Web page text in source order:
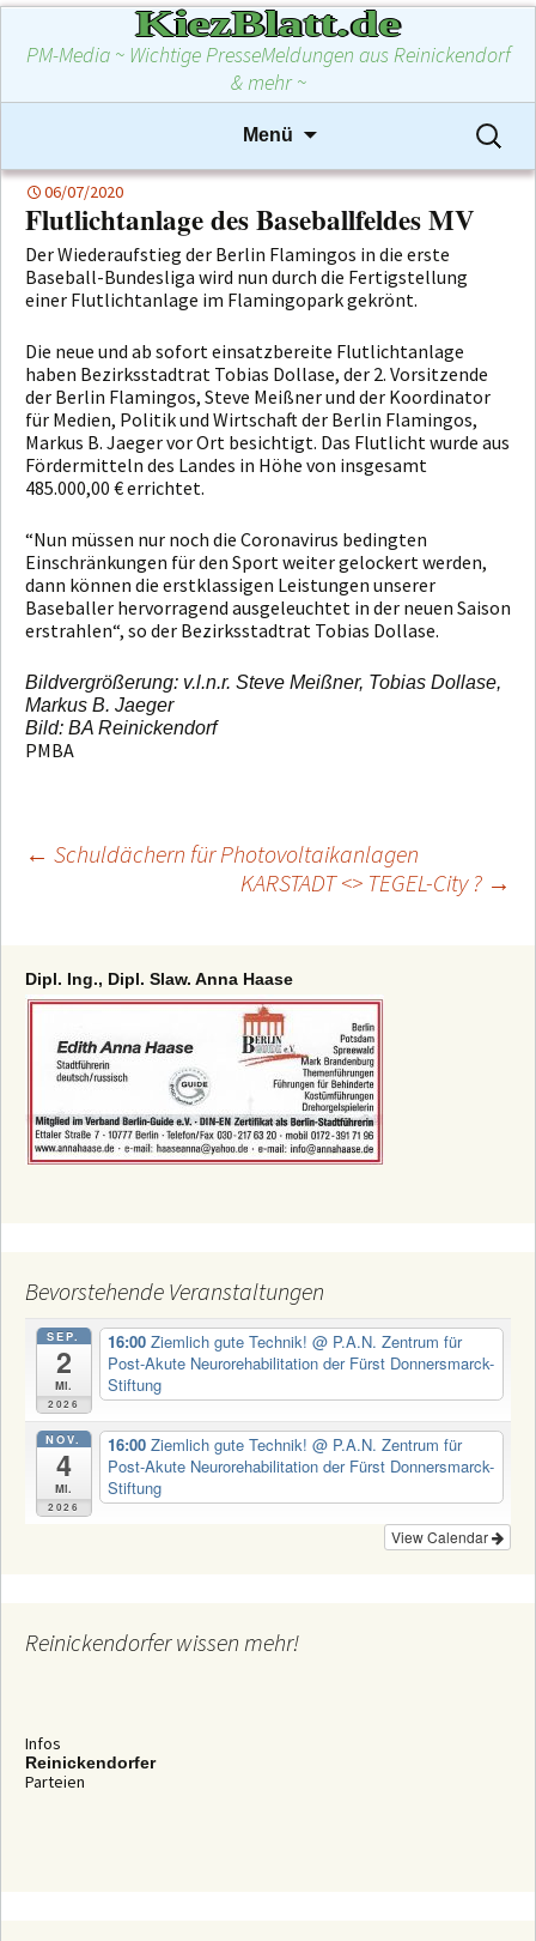
KiezBlatt.de
PM-Media ~ Wichtige PresseMeldungen aus Reinickendorf
& mehr ~
Menü
springen
Suchen
nach:
06/07/2020
Flutlichtanlage des Baseballfeldes MV
Der Wiederaufstieg der Berlin Flamingos in die erste
Baseball-Bundesliga wird nun durch die Fertigstellung
einer Flutlichtanlage im Flamingopark gekrönt.
Die neue und ab sofort einsatzbereite Flutlichtanlage
haben Bezirksstadtrat Tobias Dollase, der 2. Vorsitzende
der Berlin Flamingos, Steve Meißner und der Koordinator
für Medien, Politik und Wirtschaft der Berlin Flamingos,
Markus B. Jaeger vor Ort besichtigt. Das Flutlicht wurde aus
Fördermitteln des Landes in Höhe von insgesamt
485.000,00 € errichtet.
“Nun müssen nur noch die Coronavirus bedingten
Einschränkungen für den Sport weiter gelockert werden,
dann können die erstklassigen Leistungen unserer
Baseballer hervorragend ausgeleuchtet in der neuen Saison
erstrahlen“, so der Bezirksstadtrat Tobias Dollase.
Bildvergrößerung: v.l.n.r. Steve Meißner, Tobias Dollase,
Markus B. Jaeger
Bild: BA Reinickendorf
PMBA
Beitragsnavigation
← Schuldächern für Photovoltaikanlagen
KARSTADT <> TEGEL-City ? →
Dipl. Ing., Dipl. Slaw. Anna Haase
Bevorstehende Veranstaltungen
SEP.
2
Mi.
2026
16:00 Ziemlich gute Technik! @ P.A.N. Zentrum für
Post-Akute Neurorehabilitation der Fürst Donnersmarck-
Stiftung
NOV.
4
Mi.
2026
16:00 Ziemlich gute Technik! @ P.A.N. Zentrum für
Post-Akute Neurorehabilitation der Fürst Donnersmarck-
Stiftung
View Calendar
Reinickendorfer wissen mehr!
Infos
Reinickendorfer
Parteien